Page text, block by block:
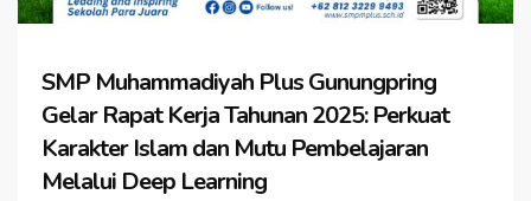
SMP Muhammadiyah Plus Gunungpring
Gelar Rapat Kerja Tahunan 2025: Perkuat
Karakter Islam dan Mutu Pembelajaran
Melalui Deep Learning